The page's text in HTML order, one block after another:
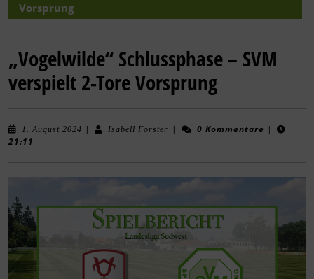
Vorsprung
„Vogelwilde“ Schlussphase – SVM
verspielt 2-Tore Vorsprung
1. August 2024 | Isabell Forster | 0 Kommentare |
21:11